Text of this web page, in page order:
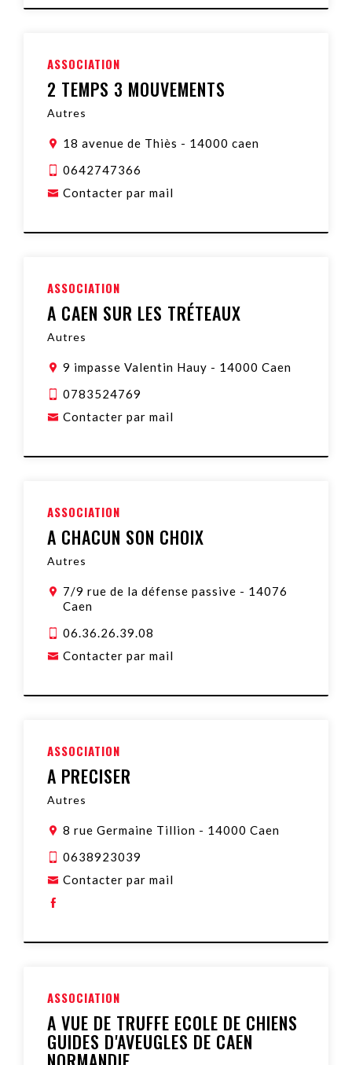
ASSOCIATION
2 TEMPS 3 MOUVEMENTS
Autres
18 avenue de Thiès - 14000 caen
0642747366
Contacter par mail
ASSOCIATION
A CAEN SUR LES TRÉTEAUX
Autres
9 impasse Valentin Hauy - 14000 Caen
0783524769
Contacter par mail
ASSOCIATION
A CHACUN SON CHOIX
Autres
7/9 rue de la défense passive - 14076
Caen
06.36.26.39.08
Contacter par mail
ASSOCIATION
A PRECISER
Autres
8 rue Germaine Tillion - 14000 Caen
0638923039
Contacter par mail
ASSOCIATION
A VUE DE TRUFFE ECOLE DE CHIENS
GUIDES D'AVEUGLES DE CAEN